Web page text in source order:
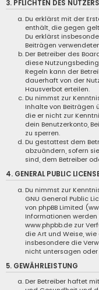
3. PFLICHTEN DES NUTZERS
Du erklärst mit der
enthält, die gegen
Du erklärst
Beiträgen
Der Betreiber des
diese
Regeln kann der
dauerhaft von der
Hausverbot erteilen.
Du nimmst zur
Inhalte von Beiträgen
die er nicht zur
dein Benutzerkonto,
zu sperren.
Du gestattest dem
abzuändern, sofern
sind, dem Betreiber
4. GENERAL PUBLIC
Du nimmst zur
GNU General Public
von phpBB Limited (
Informationen
www.phpbb.de zur
die Art und Weise,
insbesondere die
nicht untersagen oder
5. GEWÄHRLEISTUNG
Der Betreiber haftet